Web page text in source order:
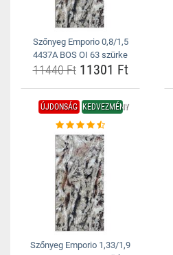
Szőnyeg Emporio 0,8/1,5
4437A BOS OI 63 szürke
11440 Ft11301 Ft
ÚJDONSÁG KEDVEZMÉNY
Szőnyeg Emporio 1,33/1,9